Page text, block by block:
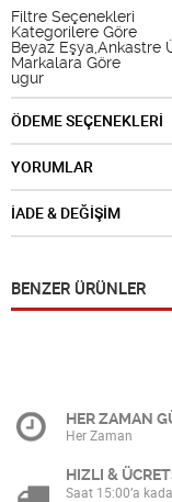
Filtre Seçenekleri
Kategorilere Göre
Beyaz Eşya,Ankastre
Markalara Göre
ugur
ÖDEME SEÇENEKLERİ
YORUMLAR
İADE & DEĞİŞİM
BENZER ÜRÜNLER
HER ZAMAN
Her Zaman
HIZLI &
Saat 15:00’a